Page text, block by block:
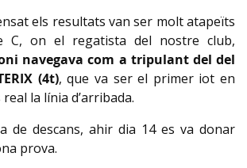
els resultats van ser molt atapeïts
C, on el regatista del nostre club,
navegava com a tripulant del del
(4t), que va ser el primer iot en
la línia d’arribada.
de descans, ahir dia 14 es va donar
prova.